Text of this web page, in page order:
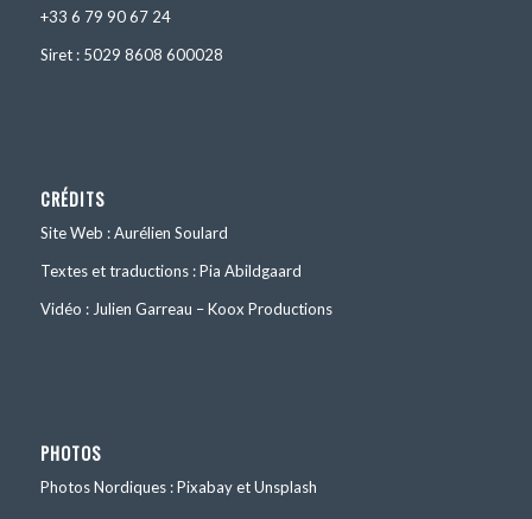
+33 6 79 90 67 24
Siret : 5029 8608 600028
CRÉDITS
Site Web : Aurélien Soulard
Textes et traductions : Pia Abildgaard
Vidéo : Julien Garreau – Koox Productions
PHOTOS
Photos Nordiques : Pixabay et Unsplash